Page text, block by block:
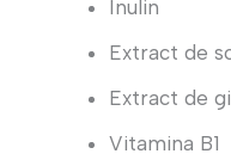
Inulin
Extract de
Extract de
Vitamina B1